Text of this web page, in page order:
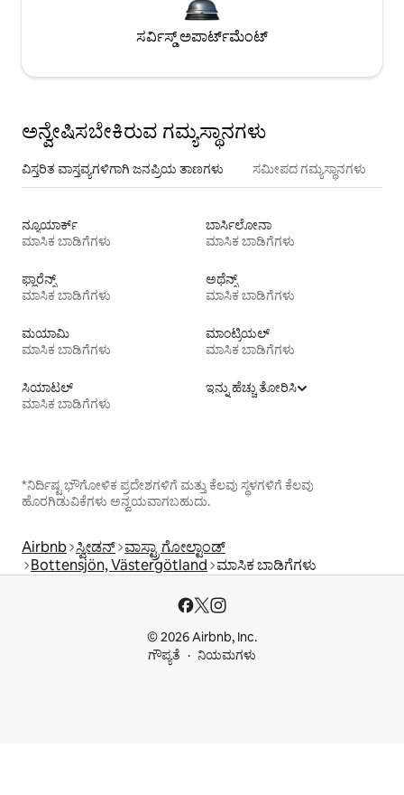
ಸರ್ವಿಸ್ಡ್ ಅಪಾರ್ಟ್‌ಮೆಂಟ್
ಅನ್ವೇಷಿಸಬೇಕಿರುವ ಗಮ್ಯಸ್ಥಾನಗಳು
ವಿಸ್ತರಿತ ವಾಸ್ತವ್ಯಗಳಿಗಾಗಿ ಜನಪ್ರಿಯ ತಾಣಗಳು ಸಮೀಪದ ಗಮ್ಯಸ್ಥಾನಗಳು
ನ್ಯೂಯಾರ್ಕ್
ಮಾಸಿಕ ಬಾಡಿಗೆಗಳು
ಬಾರ್ಸಿಲೋನಾ
ಮಾಸಿಕ ಬಾಡಿಗೆಗಳು
ಫ್ಲಾರೆನ್ಸ್
ಮಾಸಿಕ ಬಾಡಿಗೆಗಳು
ಅಥೆನ್ಸ್
ಮಾಸಿಕ ಬಾಡಿಗೆಗಳು
ಮಯಾಮಿ
ಮಾಸಿಕ ಬಾಡಿಗೆಗಳು
ಮಾಂಟ್ರಿಯಲ್
ಮಾಸಿಕ ಬಾಡಿಗೆಗಳು
ಸಿಯಾಟಲ್
ಮಾಸಿಕ ಬಾಡಿಗೆಗಳು
ಇನ್ನು ಹೆಚ್ಚು ತೋರಿಸಿ
*ನಿರ್ದಿಷ್ಟ ಭೌಗೋಳಿಕ ಪ್ರದೇಶಗಳಿಗೆ ಮತ್ತು ಕೆಲವು ಸ್ಥಳಗಳಿಗೆ ಕೆಲವು
ಹೊರಗಿಡುವಿಕೆಗಳು ಅನ್ವಯವಾಗಬಹುದು.
Airbnb ಸ್ವೀಡನ್ ವಾಸ್ಟ್ರಾ ಗೋಲ್ಟಾಂಡ್
Bottensjön, Västergötland ಮಾಸಿಕ ಬಾಡಿಗೆಗಳು
© 2026 Airbnb, Inc.
ಗೌಪ್ಯತೆ
ನಿಯಮಗಳು